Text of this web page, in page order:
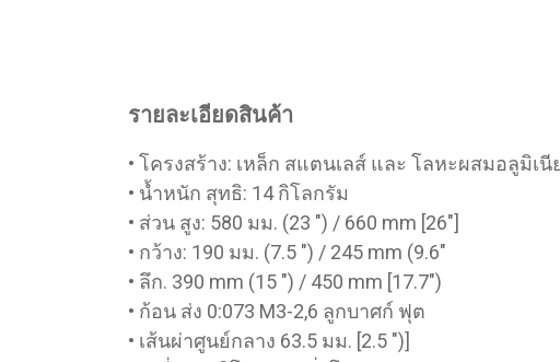
รายละเอียดสินค้า
• โครงสร้าง: เหล็ก สแตนเลส์ และ โลหะผสมอลูมิเนี
• น้ำหนัก สุทธิ: 14 กิโลกรัม
• ส่วน สูง: 580 มม. (23 ") / 660 mm [26"]
• กว้าง: 190 มม. (7.5 ") / 245 mm (9.6"
• ลึก. 390 mm (15 ") / 450 mm [17.7")
• ก้อน ส่ง 0:073 M3-2,6 ลูกบาศก์ ฟุต
• เส้นผ่าศูนย์กลาง 63.5 มม. [2.5 ")]